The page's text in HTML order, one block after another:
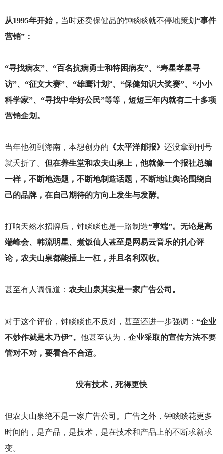
从1995年开始， 当时还卖保健品的钟睒睒就不停地策划 “事件
营销”：
“寻找病友”、“百名抗病勇士和特困病友”、“寿星孝星寻
访”、“征文大赛”、“雄鹰计划”、“保健知识大奖赛”、“小小
科学家”、“寻找中华好公民”等等，短短三年内就有二十多项
营销企划。
当年他初到海南，本想创办的 《太平洋邮报》 还没拿到刊号
就夭折了。 但在养生堂和农夫山泉上，他就像一个报社总编
一样，不断地选题，不断地制造话题，不断地让舆论围绕自
己的品牌，在自己期待的方向上发生与发酵。
打响天然水招牌后，钟睒睒也是一路制造“事端”。无论是高
端峰会、韩流明星、煮饭仙人甚至是网易云音乐的扎心评
论，农夫山泉都能插上一杠，并且名利双收。
甚至有人调侃道： 农夫山泉其实是一家广告公司。
对于这个评价，钟睒睒也不反对，甚至还进一步强调： “企业
不炒作就是木乃伊”。 他甚至认为， 企业采取的宣传方法不要
管对不对，要看合不合适。
没有技术，死得更快
但农夫山泉绝不是一家广告公司。广告之外，钟睒睒花更多
时间的，是产品，是技术，是在技术和产品上的不断求新求
变。